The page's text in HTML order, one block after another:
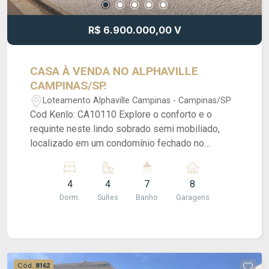
personalizadas para clientes que buscam o que
há de melhor no mercado imobiliário. Consulte-
R$ 6.900.000,00 V
CASA À VENDA NO ALPHAVILLE
CAMPINAS/SP.
Loteamento Alphaville Campinas - Campinas/SP
Cod Kenlo: CA10110 Explore o conforto e o
requinte neste lindo sobrado semi mobiliado,
localizado em um condomínio fechado no
elegante e espaços bem distribuídos, esta
residência oferece o ambiente perfeito para a
vida em família. O sobrado possui 4 suítes,
o escritório complementam o ambiente,
4
Dorm.
4
Suítes
7
Banho
8
Garagens
Cód. 8162